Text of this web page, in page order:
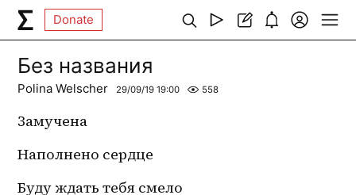
Donate
Без названия
Polina Welscher 29/09/19 19:00 558
Замучена
Наполнено сердце
Буду ждать тебя смело